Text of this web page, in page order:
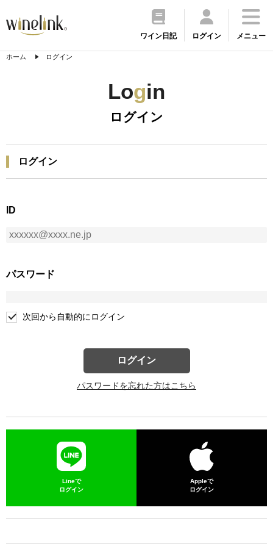
ワイン日記 ログイン メニュー
ホーム ログイン
Login
ログイン
ログイン
ID
パスワード
次回から自動的にログイン
ログイン
パスワードを忘れた方はこちら
Lineで
ログイン
Appleで
ログイン